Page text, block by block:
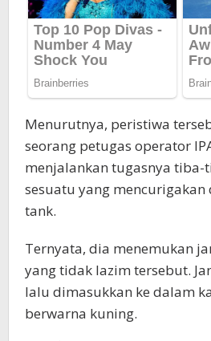
Menurutnya, peristiwa
seorang petugas operator
menjalankan tugasnya
sesuatu yang
tank.
Ternyata, dia menemukan
yang tidak lazim tersebut.
lalu dimasukkan ke dalam
berwarna kuning.